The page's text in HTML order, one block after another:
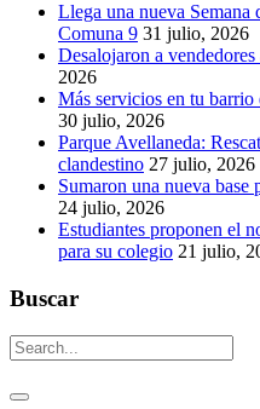
Llega una nueva Semana
Comuna 9 31 julio, 2026
Desalojaron a
2026
Más servicios en tu
30 julio, 2026
Parque Avellaneda:
clandestino 27 julio, 2026
Sumaron una nueva
24 julio, 2026
Estudiantes proponen el
para su colegio 21 julio,
Buscar